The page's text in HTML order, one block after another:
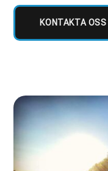
KONTAKTA OSS